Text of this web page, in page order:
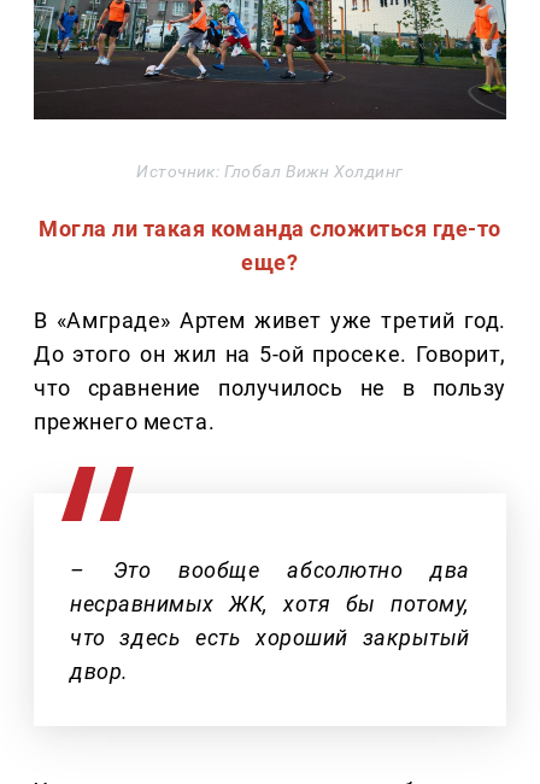
Источник: Глобал Вижн Холдинг
Могла ли такая команда сложиться где-то
еще?
В «Амграде» Артем живет уже третий год.
До этого он жил на 5-ой просеке. Говорит,
что сравнение получилось не в пользу
прежнего места.
– Это вообще абсолютно два
несравнимых ЖК, хотя бы потому,
что здесь есть хороший закрытый
двор.